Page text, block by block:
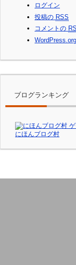
ログイン
投稿の RSS
コメントの
WordPress.org
ブログランキング
にほんブログ村